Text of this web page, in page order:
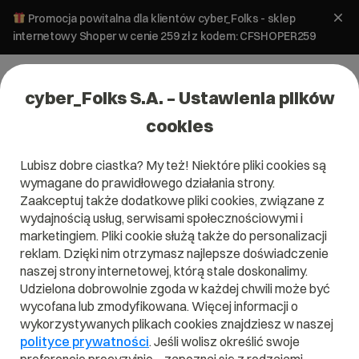
Promocja powitalna dla klientów cyber_Folks - sklep
internetowy Shoper w cenie 259 zł z kodem: CFSHOPER259
Czym jest MVP?
Przeczytaj czym jestMVPw naszym słowniku.
Pomoże Ci to lepiej zrozumieć, czym dokładnie jestMVP
cyber_Folks S.A. – Ustawienia plików
cookies
Lubisz dobre ciastka? My też! Niektóre pliki cookies są
wymagane do prawidłowego działania strony.
Zaakceptuj także dodatkowe pliki cookies, związane z
wydajnością usług, serwisami społecznościowymi i
marketingiem. Pliki cookie służą także do personalizacji
reklam. Dzięki nim otrzymasz najlepsze doświadczenie
naszej strony internetowej, którą stale doskonalimy.
Udzielona dobrowolnie zgoda w każdej chwili może być
wycofana lub zmodyfikowana. Więcej informacji o
wykorzystywanych plikach cookies znajdziesz w naszej
polityce prywatności. Jeśli wolisz określić swoje